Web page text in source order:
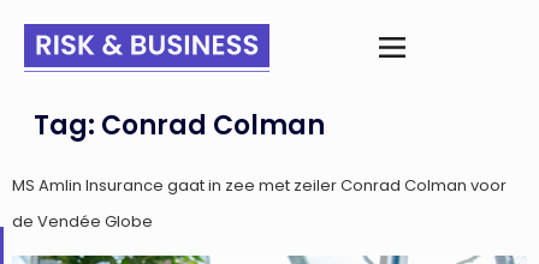
Tag: Conrad Colman
MS Amlin Insurance gaat in zee met zeiler Conrad Colman voor
de Vendée Globe